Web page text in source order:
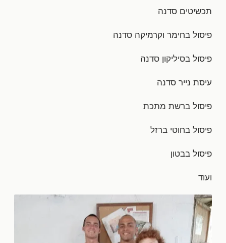
תכשיטים סדנה
פיסול בחימר וקרמיקה סדנה
פיסול בסיליקון סדנה
עיסת נייר סדנה
פיסול ברשת מתכת
פיסול בחוטי ברזל
פיסול בבטון
ועוד